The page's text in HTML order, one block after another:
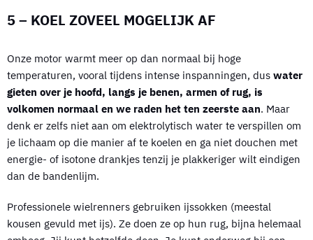
5 – KOEL ZOVEEL MOGELIJK AF
Onze motor warmt meer op dan normaal bij hoge
temperaturen, vooral tijdens intense inspanningen, dus water
gieten over je hoofd, langs je benen, armen of rug, is
volkomen normaal en we raden het ten zeerste aan. Maar
denk er zelfs niet aan om elektrolytisch water te verspillen om
je lichaam op die manier af te koelen en ga niet douchen met
energie- of isotone drankjes tenzij je plakkeriger wilt eindigen
dan de bandenlijm.
Professionele wielrenners gebruiken ijssokken (meestal
kousen gevuld met ijs). Ze doen ze op hun rug, bijna helemaal